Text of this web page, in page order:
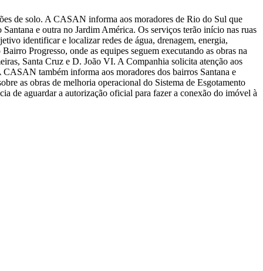
de solo. A CASAN informa aos moradores de Rio do Sul que
e outra no Jardim América. Os serviços terão início nas ruas
identificar e localizar redes de água, drenagem, energia,
Progresso, onde as equipes seguem executando as obras na
Santa Cruz e D. João VI. A Companhia solicita atenção aos
também informa aos moradores dos bairros Santana e
as obras de melhoria operacional do Sistema de Esgotamento
de aguardar a autorização oficial para fazer a conexão do imóvel à